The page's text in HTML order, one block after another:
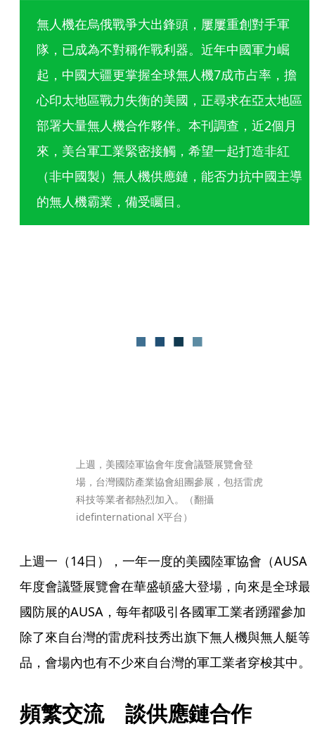
無人機在烏俄戰爭大出鋒頭，屢屢重創對手軍
隊，已成為不對稱作戰利器。近年中國軍力崛
起，中國大疆更掌握全球無人機7成市占率，擔
心印太地區戰力失衡的美國，正尋求在亞太地區
部署大量無人機合作夥伴。本刊調查，近2個月
來，美台軍工業緊密接觸，希望一起打造非紅
（非中國製）無人機供應鏈，能否力抗中國主導
的無人機霸業，備受矚目。
上週，美國陸軍協會年度會議暨展覽會登
場，台灣國防產業協會組團參展，包括雷虎
科技等業者都熱烈加入。（翻攝
idefinternational X平台）
上週一（14日），一年一度的美國陸軍協會（AUSA
年度會議暨展覽會在華盛頓盛大登場，向來是全球最
國防展的AUSA，每年都吸引各國軍工業者踴躍參加
除了來自台灣的雷虎科技秀出旗下無人機與無人艇等
品，會場內也有不少來自台灣的軍工業者穿梭其中。
頻繁交流　談供應鏈合作